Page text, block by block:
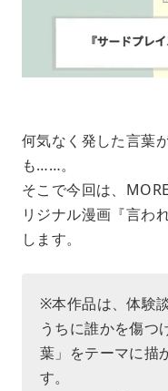
何気なく発した言葉
も……。
そこで今回は、
リジナル漫画『言わ
します。
※本作品は、体験
うちに誰かを傷つ
葉」をテーマに描
す。